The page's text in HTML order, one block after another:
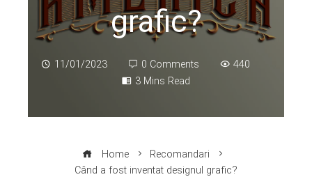
grafic?
11/01/2023 0 Comments
440
3 Mins Read
Home
Recomandari
Când a fost inventat designul grafic?